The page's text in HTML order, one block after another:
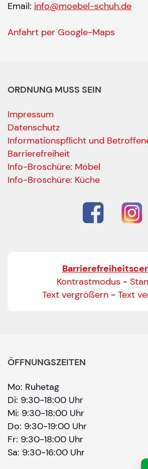
Ihre Kontaktdaten
Alle mit Stern
Name*
Bitte geben Sie Ihren
Bitte geben Sie eine gültige
Telefon*
Bitte Anliegen wählen
Wählen Sie aus, ob Sie
Datum
Sie können ein Datum ab
Uhrzeit
Email: info@moebel-schuh.de
Anfahrt per Google-Maps
ORDNUNG MUSS SEIN
Impressum
Datenschutz
Informationspflicht und
Barrierefreiheit
Info-Broschüre: Möbel
Info-Broschüre: Küche
Kontrastmodus -
Text vergrößern - Text
ÖFFNUNGSZEITEN
Mo: Ruhetag
Di: 9:30-18:00 Uhr
Mi: 9:30-18:00 Uhr
Do: 9:30-19:00 Uhr
Fr: 9:30-18:00 Uhr
Sa: 9:30-16:00 Uhr